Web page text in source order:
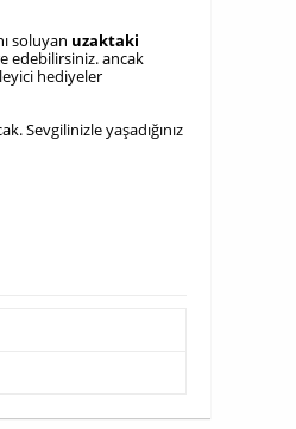
soluyan uzaktaki
edebilirsiniz. ancak
hediyeler
Sevgilinizle yaşadığınız